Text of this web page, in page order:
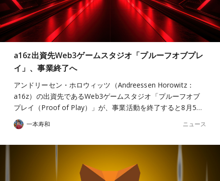
a16z出資先Web3ゲームスタジオ「プルーフオブプレ
イ」、事業終了へ
アンドリーセン・ホロウィッツ（Andreessen Horowitz：
a16z）の出資先であるWeb3ゲームスタジオ「プルーフオブ
プレイ（Proof of Play）」が、事業活動を終了すると8月5…
一本寿和 ニュース